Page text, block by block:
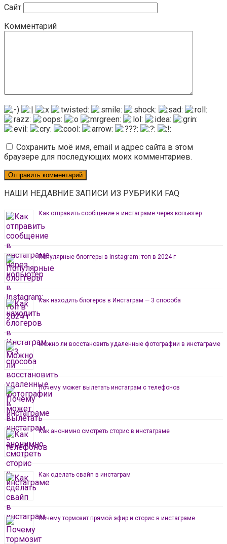
Сайт
Комментарий
Сохранить моё имя, email и адрес сайта в этом
браузере для последующих моих комментариев.
НАШИ НЕДАВНИЕ ЗАПИСИ ИЗ РУБРИКИ FAQ
Как отправить сообщение в инстаграме через копьютер
Популярные блоггеры в Instagram: топ в 2024 г
Как находить блогеров в Инстаграм — 3 способа
Можно ли восстановить удаленные фотографии в инстаграме
Почему может вылетать инстаграм с телефонов
Как анонимно смотреть сторис в инстаграме
Как сделать свайп в инстаграм
Почему тормозит прямой эфир и сторис в инстаграме